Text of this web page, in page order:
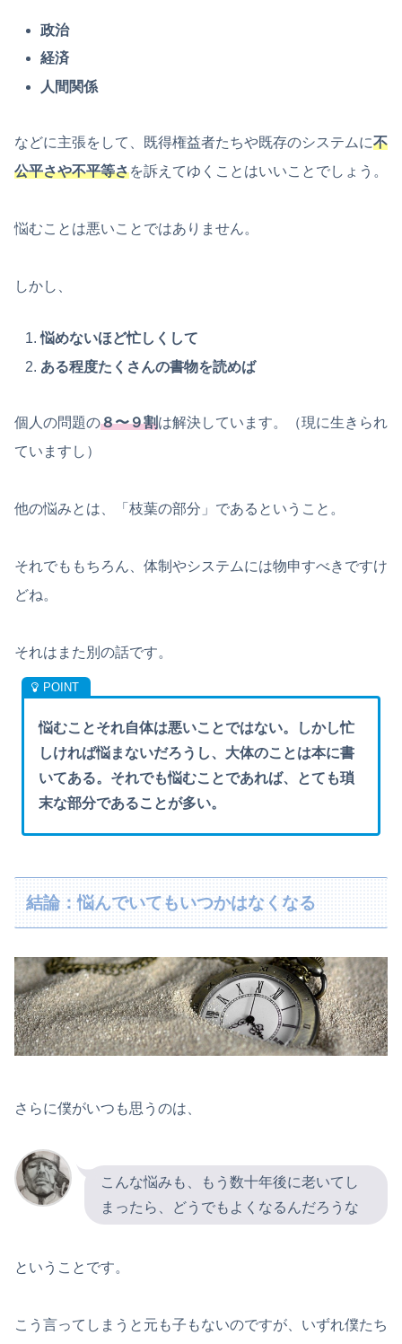
政治
経済
人間関係
などに主張をして、既得権益者たちや既存のシステムに不
公平さや不平等さを訴えてゆくことはいいことでしょう。
悩むことは悪いことではありません。
しかし、
悩めないほど忙しくして
ある程度たくさんの書物を読めば
個人の問題の８〜９割は解決しています。（現に生きられ
ていますし）
他の悩みとは、「枝葉の部分」であるということ。
それでももちろん、体制やシステムには物申すべきですけ
どね。
それはまた別の話です。
悩むことそれ自体は悪いことではない。しかし忙
しければ悩まないだろうし、大体のことは本に書
いてある。それでも悩むことであれば、とても瑣
末な部分であることが多い。
結論：悩んでいてもいつかはなくなる
さらに僕がいつも思うのは、
こんな悩みも、もう数十年後に老いてし
まったら、どうでもよくなるんだろうな
ということです。
こう言ってしまうと元も子もないのですが、いずれ僕たち